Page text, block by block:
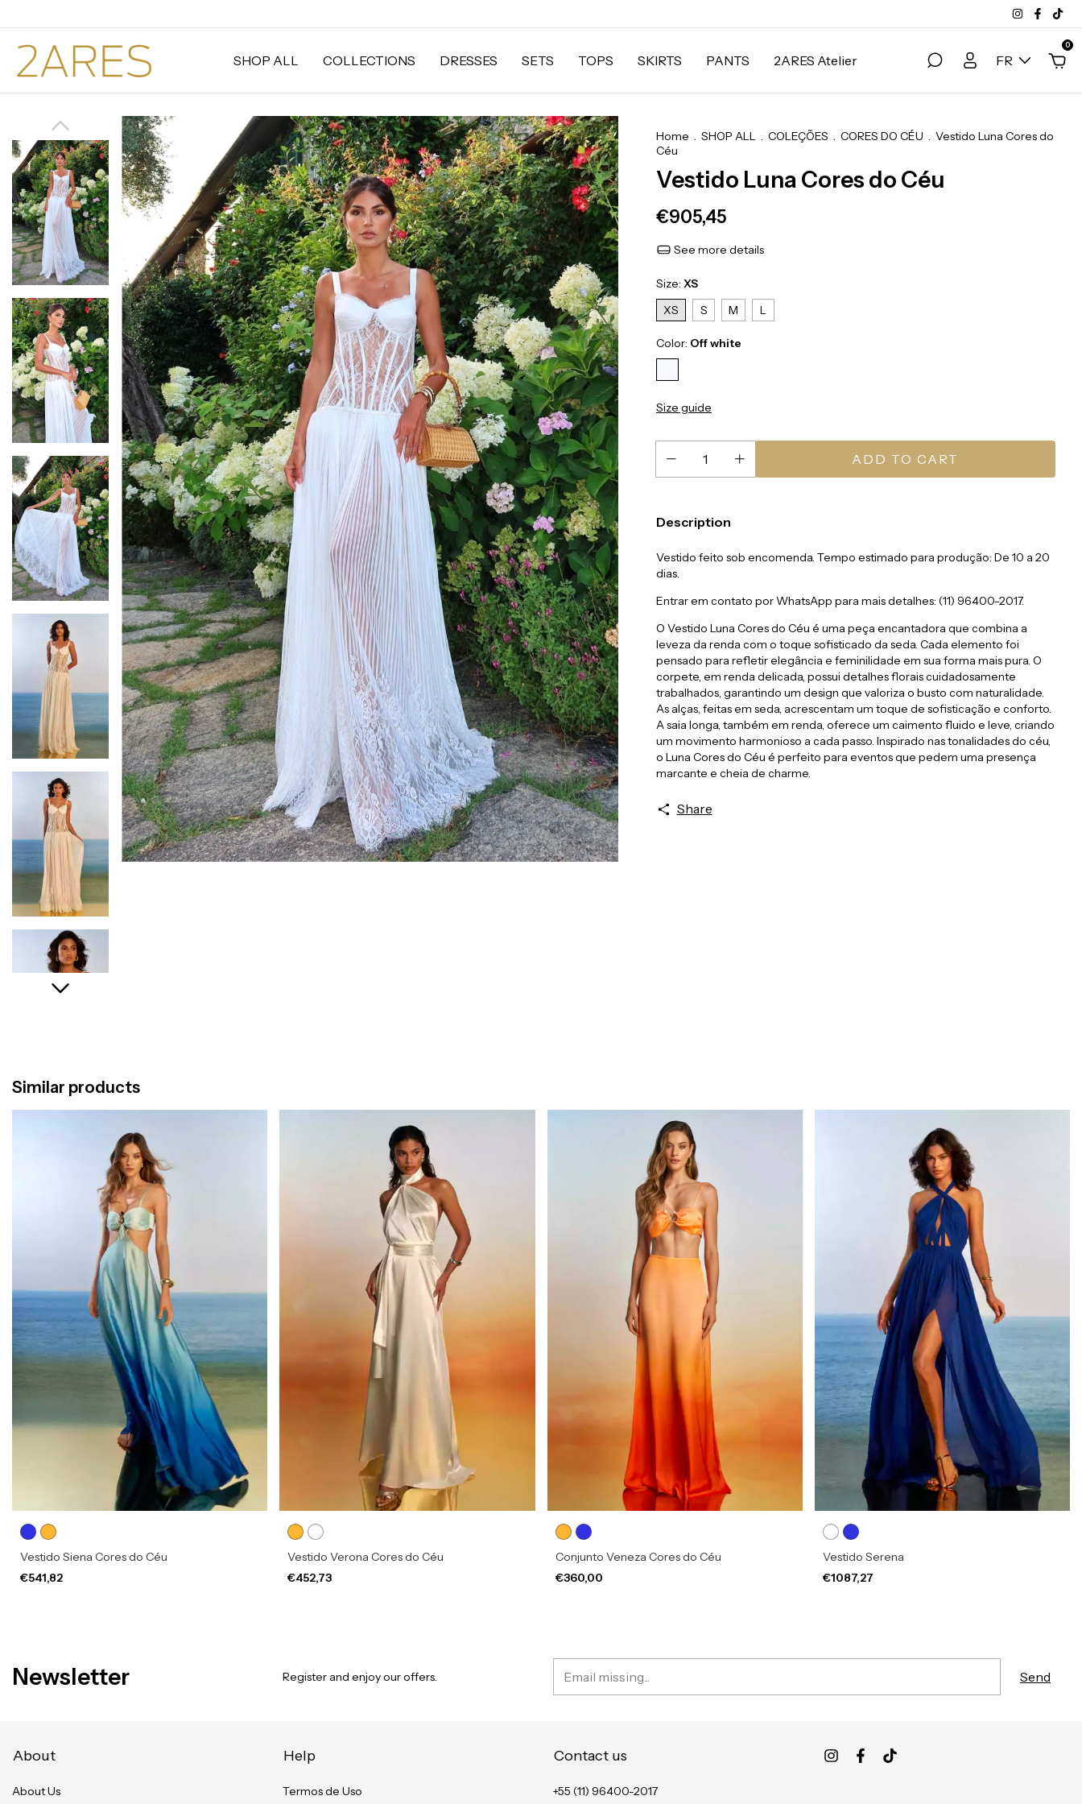
SHOP ALL COLLECTIONS DRESSES SETS TOPS SKIRTS PANTS 2ARES Atelier FR
0
Home . SHOP ALL . COLEÇÕES . CORES DO CÉU . Vestido Luna Cores do
Céu
Vestido Luna Cores do Céu
€905,45
See more details
Size: XS
XS
S M L
Color: Off white
Size guide
Description
Vestido feito sob encomenda. Tempo estimado para produção: De 10 a 20
dias.
Entrar em contato por WhatsApp para mais detalhes: (11) 96400-2017.
O Vestido Luna Cores do Céu é uma peça encantadora que combina a
leveza da renda com o toque sofisticado da seda. Cada elemento foi
pensado para refletir elegância e feminilidade em sua forma mais pura. O
corpete, em renda delicada, possui detalhes florais cuidadosamente
trabalhados, garantindo um design que valoriza o busto com naturalidade.
As alças, feitas em seda, acrescentam um toque de sofisticação e conforto.
A saia longa, também em renda, oferece um caimento fluido e leve, criando
um movimento harmonioso a cada passo. Inspirado nas tonalidades do céu,
o Luna Cores do Céu é perfeito para eventos que pedem uma presença
marcante e cheia de charme.
Share
Similar products
Vestido Siena Cores do Céu
€541,82
Vestido Verona Cores do Céu
€452,73
Conjunto Veneza Cores do Céu
€360,00
Vestido Serena
€1087,27
Newsletter Register and enjoy our offers.
About
About Us
Help
Termos de Uso
Contact us
+55 (11) 96400-2017